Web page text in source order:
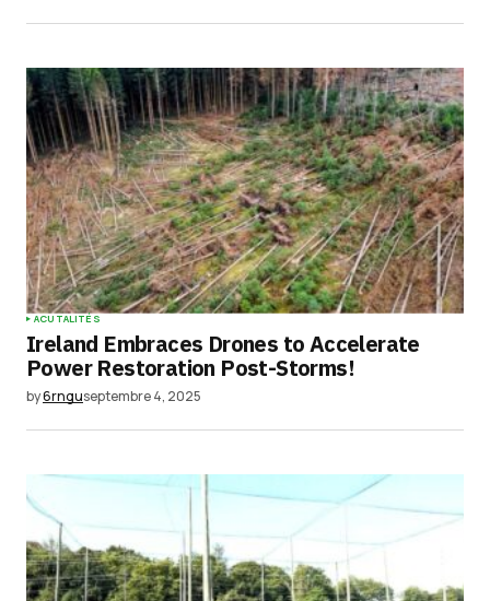
ACUTALITÉS
Ireland Embraces Drones to Accelerate
Power Restoration Post-Storms!
by6rnguseptembre 4, 2025